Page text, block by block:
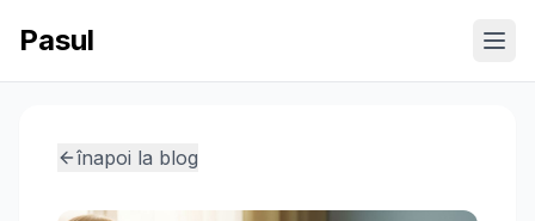
Pasul
înapoi la blog